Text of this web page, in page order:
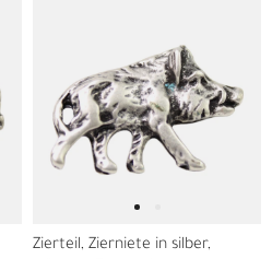
Zierteil, Zierniete in silber,